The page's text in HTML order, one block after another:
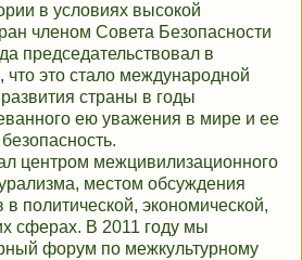
в условиях высокой
членом Совета Безопасности
председательствовал в
что это стало международной
страны в годы
ею уважения в мире и ее
центром межцивилизационного
местом обсуждения
политической, экономической,
сферах. В 2011 году мы
форум по межкультурному